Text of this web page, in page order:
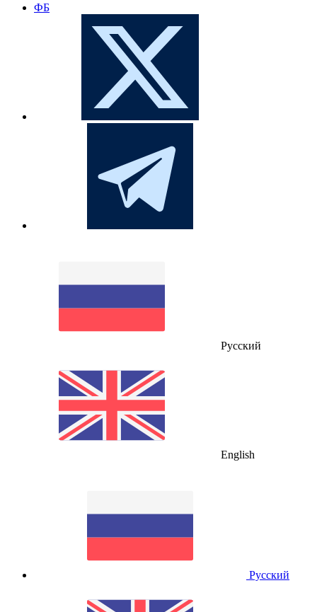
ФБ
Русский
English
Русский